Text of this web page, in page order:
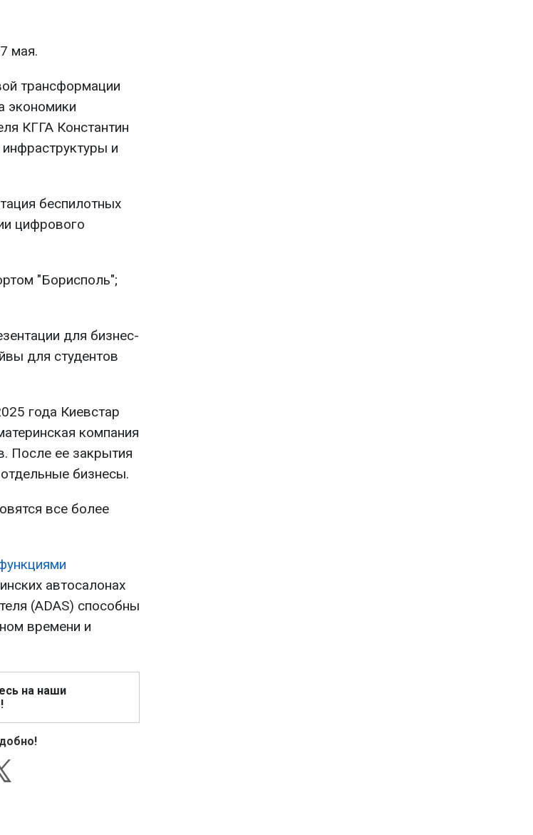
мая.
трансформации
экономики
КГГА Константин
и
беспилотных
цифрового
"Борисполь";
для бизнес-
для студентов
года Киевстар
компания
После ее закрытия
бизнесы.
все более
автосалонах
(ADAS) способны
времени и
на наши